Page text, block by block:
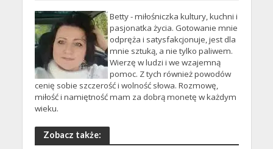
Betty - miłośniczka kultury, kuchni i
pasjonatka życia. Gotowanie mnie
odpręża i satysfakcjonuje, jest dla
mnie sztuką, a nie tylko paliwem.
Wierzę w ludzi i we wzajemną
pomoc. Z tych również powodów
cenię sobie szczerość i wolność słowa. Rozmowę,
miłość i namiętność mam za dobrą monetę w każdym
wieku.
Zobacz także: